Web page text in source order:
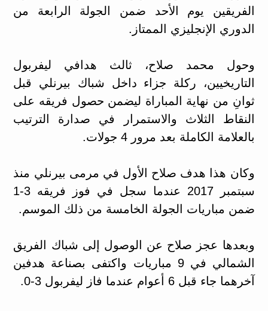
الفريقين يوم الأحد ضمن الجولة الرابعة من
الدوري الإنجليزي الممتاز.
وحول محمد صلاح، ثالث هدافي ليفربول
التاريخيين، ركلة جزاء داخل شباك بيرنلي قبل
ثوانِ من نهاية المباراة ليضمن حصول فريقه على
النقاط الثلاث والاستمرار في صدارة الترتيب
بالعلامة الكاملة بعد مرور 4 جولات.
وكان هذا هدف صلاح الأول في مرمى بيرنلي منذ
سبتمبر 2017 عندما سجل في فوز فريقه 3-1
ضمن مباريات الجولة الخامسة من ذلك الموسم.
وبعدها عجز صلاح عن الوصول إلى شباك الفريق
الشمالي في 9 مباريات واكتفى بصناعة هدفين
آخرهما جاء قبل 6 أعوام عندما فاز ليفربول 3-0.